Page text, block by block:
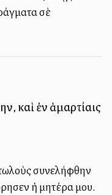
σὲ
καὶ ἐν ἁμαρτίαις
συνελήφθην
ἡ μητέρα μου.